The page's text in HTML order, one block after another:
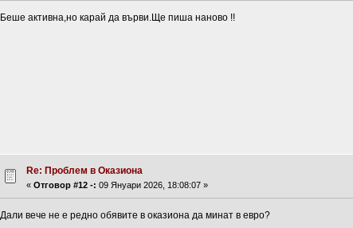
Беше активна,но карай да върви.Ще пиша наново !!
Re: Проблем в Оказиона
« Отговор #12 -: 09 Януари 2026, 18:08:07 »
Дали вече не е редно обявите в оказиона да минат в евро?